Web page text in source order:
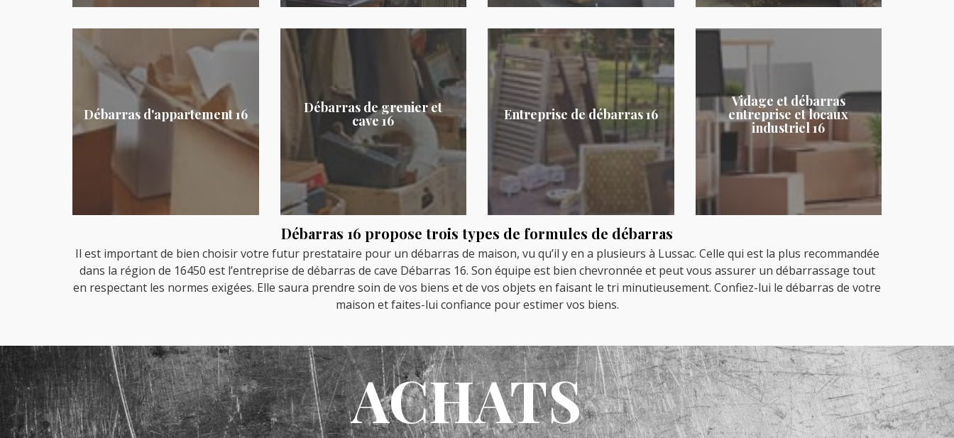
Débarras d'appartement 16 Débarras de grenier et
cave 16 Entreprise de débarras 16
Vidage et débarras
entreprise et locaux
industriel 16
Débarras 16 propose trois types de formules de débarras
Il est important de bien choisir votre futur prestataire pour un débarras de maison, vu qu’il y en a plusieurs à Lussac. Celle qui est la plus recommandée
dans la région de 16450 est l’entreprise de débarras de cave Débarras 16. Son équipe est bien chevronnée et peut vous assurer un débarrassage tout
en respectant les normes exigées. Elle saura prendre soin de vos biens et de vos objets en faisant le tri minutieusement. Confiez-lui le débarras de votre
maison et faites-lui confiance pour estimer vos biens.
ACHATS